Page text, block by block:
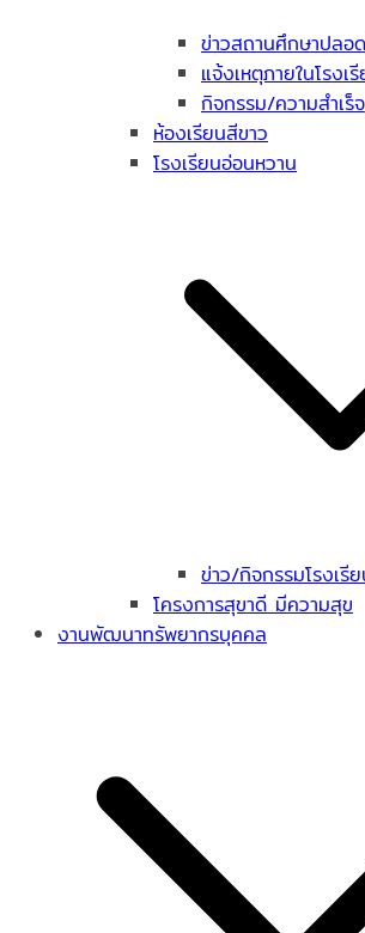
ข่าวสถานศึกษาปลอ
แจ้งเหตุภายในโรงเ
กิจกรรม/ความสำเร็จ
ห้องเรียนสีขาว
โรงเรียนอ่อนหวาน
ข่าว/กิจกรรมโรงเรี
โครงการสุขาดี มีความสุข
งานพัฒนาทรัพยากรบุคคล